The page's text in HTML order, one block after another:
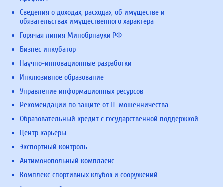
Сведения о доходах, расходах, об имуществе и
обязательствах имущественного характера
Горячая линия Минобрнауки РФ
Бизнес инкубатор
Научно-инновационные разработки
Инклюзивное образование
Управление информационных ресурсов
Рекомендации по защите от IT-мошенничества
Образовательный кредит с государственной поддержкой
Центр карьеры
Экспортный контроль
Антимонопольный комплаенс
Комплекс спортивных клубов и сооружений